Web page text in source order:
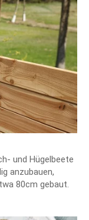
und Hügelbeete
anzubauen,
80cm gebaut.